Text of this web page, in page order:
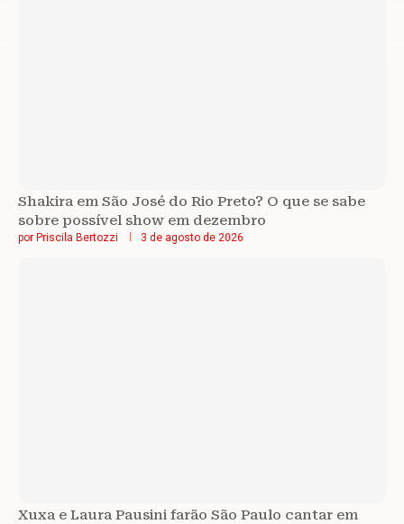
Shakira em São José do Rio Preto? O que se sabe
sobre possível show em dezembro
por Priscila Bertozzi 3 de agosto de 2026
Xuxa e Laura Pausini farão São Paulo cantar em